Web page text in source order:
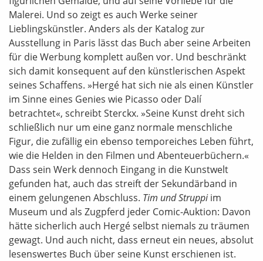
Malerei. Und so zeigt es auch Werke seiner
Lieblingskünstler. Anders als der Katalog zur
Ausstellung in Paris lässt das Buch aber seine Arbeiten
für die Werbung komplett außen vor. Und beschränkt
sich damit konsequent auf den künstlerischen Aspekt
seines Schaffens. »Hergé hat sich nie als einen Künstler
im Sinne eines Genies wie Picasso oder Dalí
betrachtet«, schreibt Sterckx. »Seine Kunst dreht sich
schließlich nur um eine ganz normale menschliche
Figur, die zufällig ein ebenso temporeiches Leben führt,
wie die Helden in den Filmen und Abenteuerbüchern.«
Dass sein Werk dennoch Eingang in die Kunstwelt
gefunden hat, auch das streift der Sekundärband in
einem gelungenen Abschluss. Tim und Struppiim
Museum und als Zugpferd jeder Comic-Auktion: Davon
hätte sicherlich auch Hergé selbst niemals zu träumen
gewagt. Und auch nicht, dass erneut ein neues, absolut
lesenswertes Buch über seine Kunst erschienen ist.